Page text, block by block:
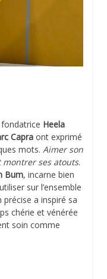
Heela
Capra ont exprimé
mots. Aimer son
ses atouts.
Bum, incarne bien
sur l’ensemble
a inspiré sa
chérie et vénérée
soin comme